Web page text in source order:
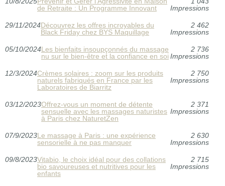
de Retraite : Un Programme Innovant
Impressions
29/11/2024Découvrez les offres incroyables du
Black Friday chez BYS Maquillage
2 462
Impressions
05/10/2024Les bienfaits insoupçonnés du massage
nu sur le bien-être et la confiance en soi
2 736
Impressions
12/3/2024Crèmes solaires : zoom sur les produits
naturels fabriqués en France par les
Laboratoires de Biarritz
2 750
Impressions
03/12/2023Offrez-vous un moment de détente
sensuelle avec les massages naturistes
à Paris chez NaturetZen
2 371
Impressions
07/9/2023Le massage à Paris : une expérience
sensorielle à ne pas manquer
2 630
Impressions
09/8/2023Vitabio, le choix idéal pour des collations
bio savoureuses et nutritives pour les
enfants
2 715
Impressions